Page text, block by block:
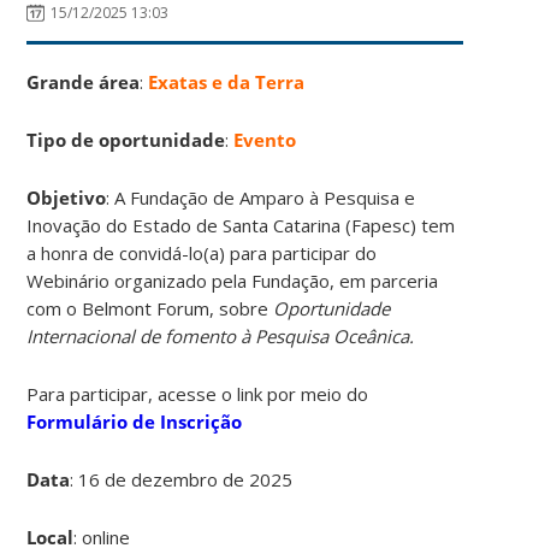
15/12/2025 13:03
Grande área: Exatas e da Terra
Tipo de oportunidade: Evento
Objetivo: A Fundação de Amparo à Pesquisa e
Inovação do Estado de Santa Catarina (Fapesc) tem
a honra de convidá-lo(a) para participar do
Webinário organizado pela Fundação, em parceria
com o Belmont Forum, sobre Oportunidade
Internacional de fomento à Pesquisa Oceânica.
Para participar, acesse o link por meio do
Formulário de Inscrição
Data: 16 de dezembro de 2025
Local: online